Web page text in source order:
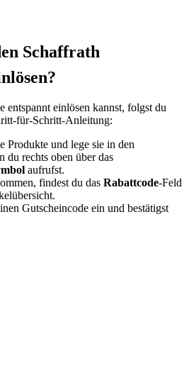
Schaffrath
entspannt einlösen kannst, folgst du
für-Schritt-Anleitung:
Produkte und lege sie in den
du rechts oben über das
aufrufst.
findest du das Rabattcode-Feld
Gutscheincode ein und bestätigst